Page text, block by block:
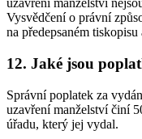
uzavření manželství
Vysvědčení o právní
na předepsaném
12. Jaké jsou
Správní poplatek za
uzavření manželství činí
úřadu, který jej vydal.